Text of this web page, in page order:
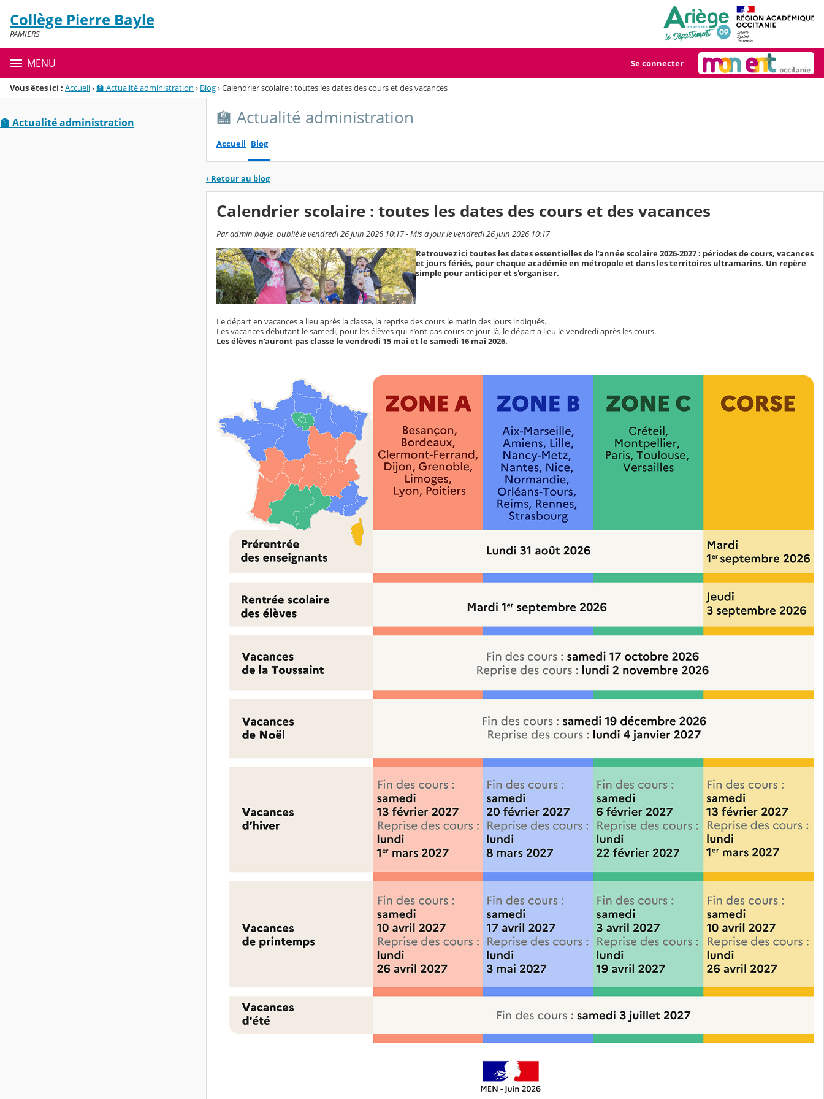
Menu de la rubrique
Contenu
Collège Pierre Bayle
PAMIERS
MENU Se connecter
Vous êtes ici : Accueil›🏫 Actualité administration › Blog›Calendrier scolaire : toutes les dates des cours et des vacances
🏫 Actualité administration 🏫 Actualité administration
Accueil Blog
‹ Retour au blog
Calendrier scolaire : toutes les dates des cours et des vacances
Par admin bayle, publié le vendredi 26 juin 2026 10:17 - Mis à jour le vendredi 26 juin 2026 10:17
Retrouvez ici toutes les dates essentielles de l’année scolaire 2026-2027 : périodes de cours, vacances
et jours fériés, pour chaque académie en métropole et dans les territoires ultramarins. Un repère
simple pour anticiper et s'organiser.
Le départ en vacances a lieu après la classe, la reprise des cours le matin des jours indiqués.
Les vacances débutant le samedi, pour les élèves qui n’ont pas cours ce jour-là, le départ a lieu le vendredi après les cours.
Les élèves n'auront pas classe le vendredi 15 mai et le samedi 16 mai 2026.